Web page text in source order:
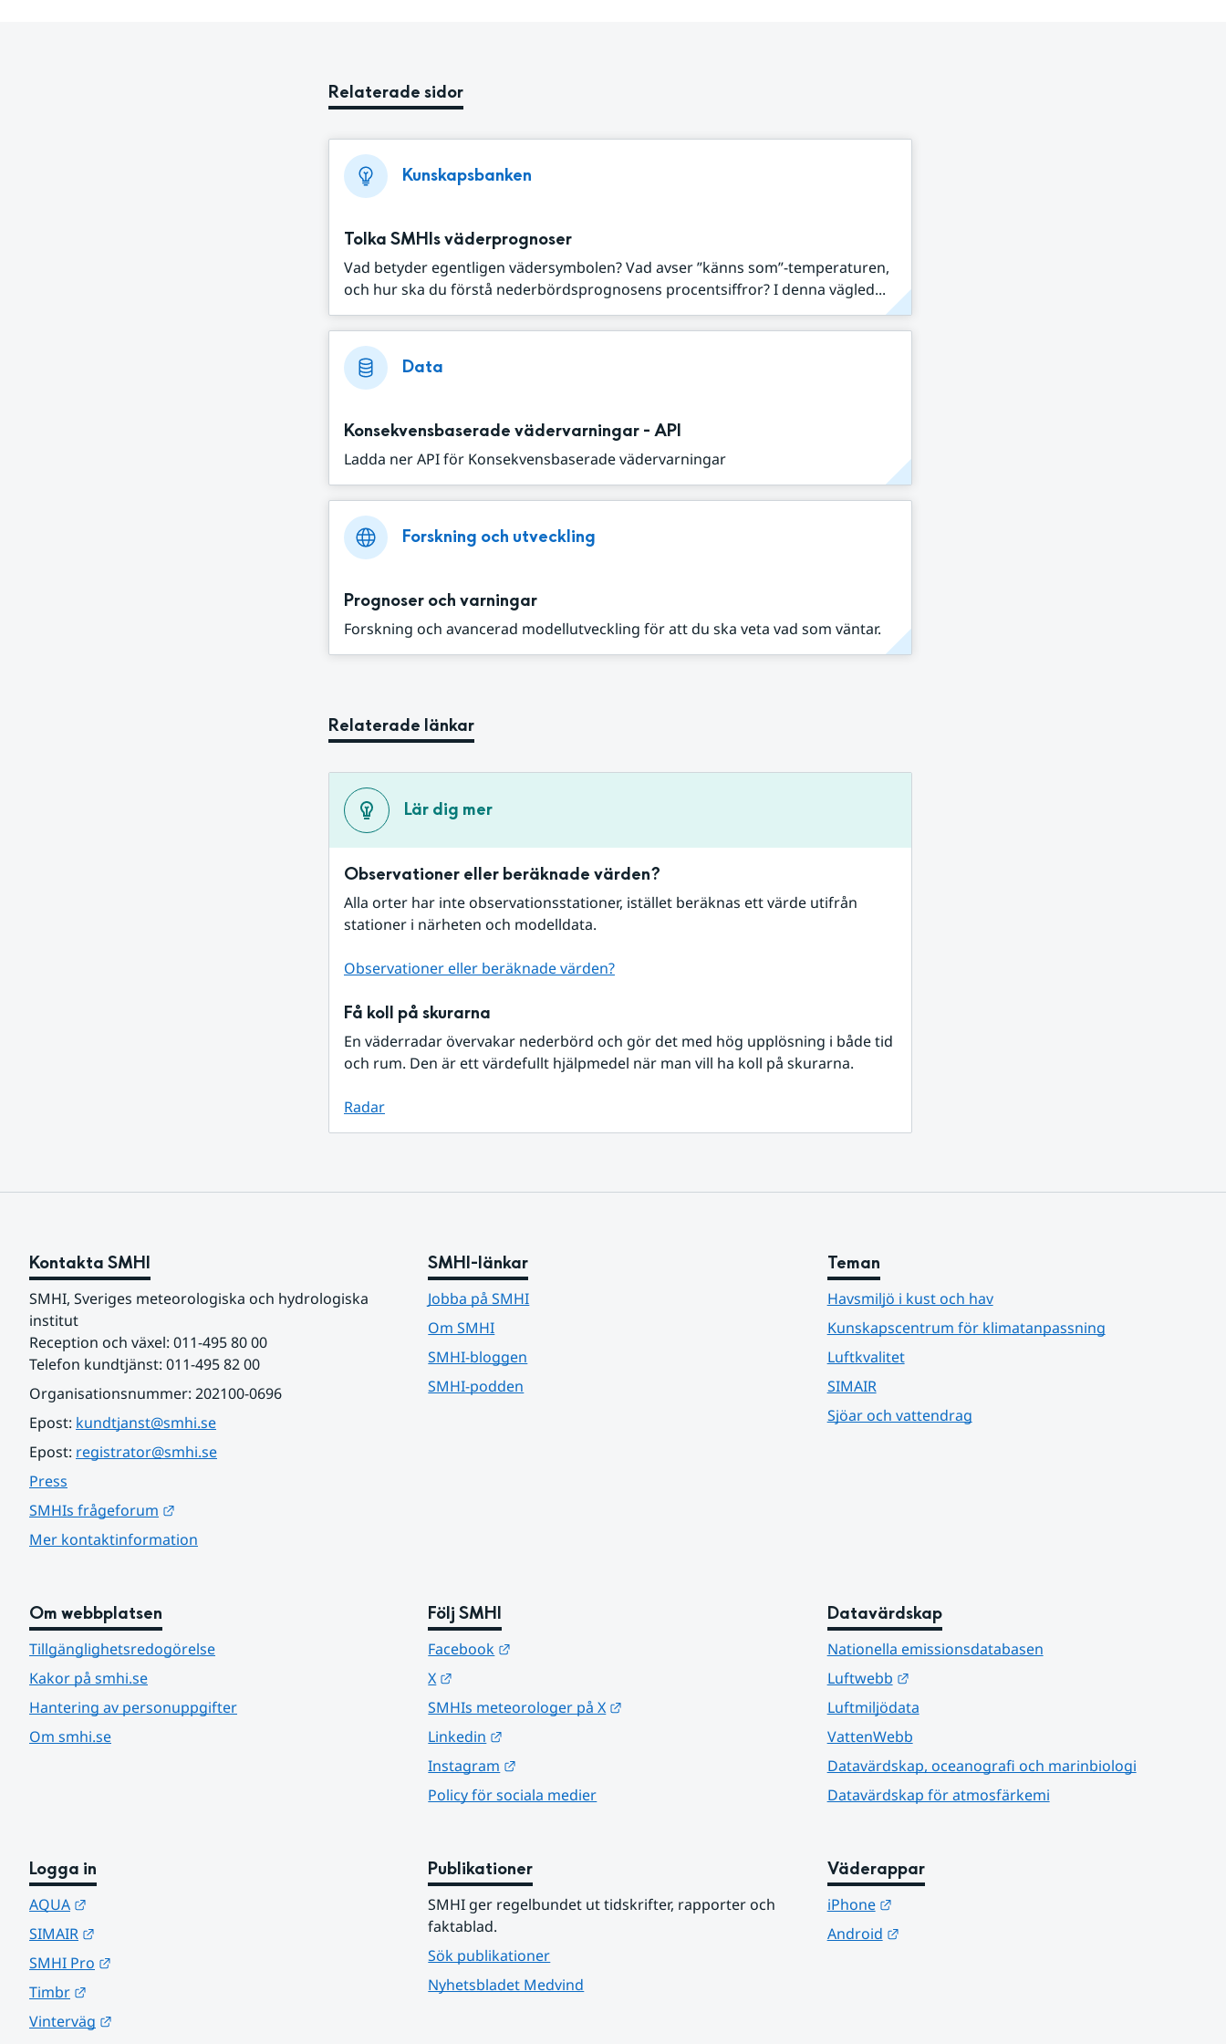
Relaterade sidor
Kunskapsbanken
Tolka SMHIs väderprognoser
Vad betyder egentligen vädersymbolen? Vad avser ”känns som”-temperaturen,
och hur ska du förstå nederbördsprognosens procentsiffror? I denna vägled...
Data
Konsekvensbaserade vädervarningar - API
Ladda ner API för Konsekvensbaserade vädervarningar
Forskning och utveckling
Prognoser och varningar
Forskning och avancerad modellutveckling för att du ska veta vad som väntar.
Relaterade länkar
Lär dig mer
Observationer eller beräknade värden?
Alla orter har inte observationsstationer, istället beräknas ett värde utifrån
stationer i närheten och modelldata.
Observationer eller beräknade värden?
Få koll på skurarna
En väderradar övervakar nederbörd och gör det med hög upplösning i både tid
och rum. Den är ett värdefullt hjälpmedel när man vill ha koll på skurarna.
Radar
Kontakta SMHI
SMHI, Sveriges meteorologiska och hydrologiska
institut
Reception och växel: 011-495 80 00
Telefon kundtjänst: 011-495 82 00
Organisationsnummer: 202100-0696
Epost: kundtjanst@smhi.se
Epost: registrator@smhi.se
Press
SMHIs frågeforum
Mer kontaktinformation
SMHI-länkar
Jobba på SMHI
Om SMHI
SMHI-bloggen
SMHI-podden
Teman
Havsmiljö i kust och hav
Kunskapscentrum för klimatanpassning
Luftkvalitet
SIMAIR
Sjöar och vattendrag
Om webbplatsen
Tillgänglighetsredogörelse
Kakor på smhi.se
Hantering av personuppgifter
Om smhi.se
Följ SMHI
Facebook
X
SMHIs meteorologer på X
Linkedin
Instagram
Policy för sociala medier
Datavärdskap
Nationella emissionsdatabasen
Luftwebb
Länk till annan webbplats.
Luftmiljödata
VattenWebb
Datavärdskap, oceanografi och marinbiologi
Datavärdskap för atmosfärkemi
Logga in
AQUA
SIMAIR
SMHI Pro
Timbr
Vinterväg
Publikationer
SMHI ger regelbundet ut tidskrifter, rapporter och
faktablad.
Sök publikationer
Nyhetsbladet Medvind
Väderappar
iPhone
Länk till annan webbplats.
Android
Länk till annan webbplats.